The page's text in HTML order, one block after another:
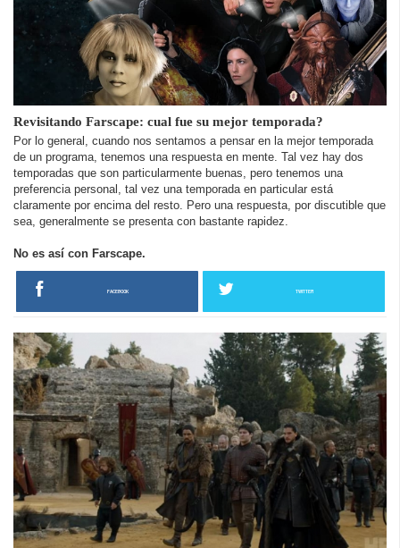
Revisitando Farscape: cual fue su mejor temporada?
Por lo general, cuando nos sentamos a pensar en la mejor temporada
de un programa, tenemos una respuesta en mente. Tal vez hay dos
temporadas que son particularmente buenas, pero tenemos una
preferencia personal, tal vez una temporada en particular está
claramente por encima del resto. Pero una respuesta, por discutible que
sea, generalmente se presenta con bastante rapidez.
No es así con Farscape.
FACEBOOK TWITTER